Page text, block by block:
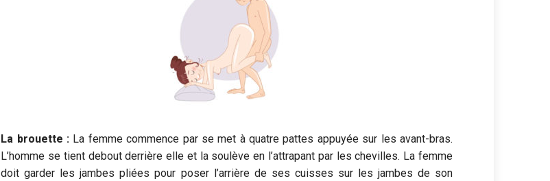
La brouette :La femme commence par se met à quatre pattes appuyée sur les avant-bras.
L’homme se tient debout derrière elle et la soulève en l’attrapant par les chevilles. La femme
doit garder les jambes pliées pour poser l’arrière de ses cuisses sur les jambes de son